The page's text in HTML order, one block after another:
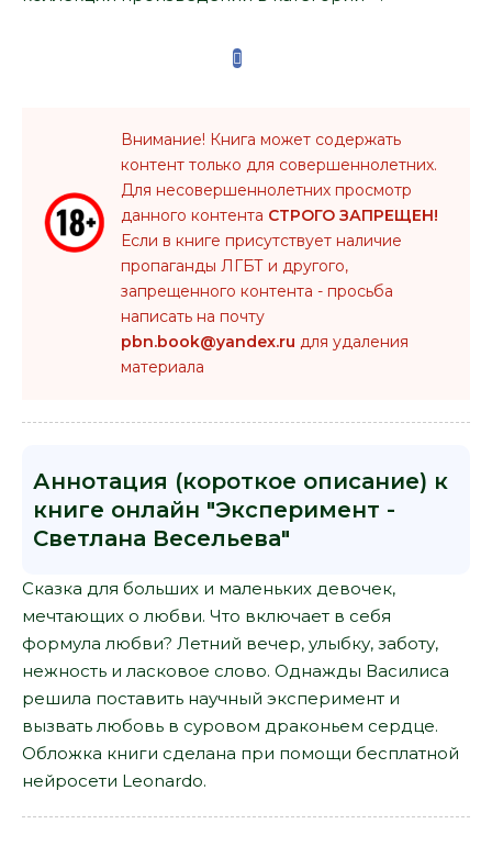
Внимание! Книга может содержать
контент только для совершеннолетних.
Для несовершеннолетних просмотр
данного контента СТРОГО ЗАПРЕЩЕН!
Если в книге присутствует наличие
пропаганды ЛГБТ и другого,
запрещенного контента - просьба
написать на почту
pbn.book@yandex.ru для удаления
материала
Аннотация (короткое описание) к
книге онлайн "Эксперимент -
Светлана Весельева"
Сказка для больших и маленьких девочек,
мечтающих о любви. Что включает в себя
формула любви? Летний вечер, улыбку, заботу,
нежность и ласковое слово. Однажды Василиса
решила поставить научный эксперимент и
вызвать любовь в суровом драконьем сердце.
Обложка книги сделана при помощи бесплатной
нейросети Leonardo.